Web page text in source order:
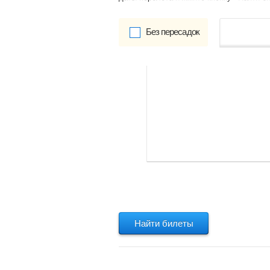
Без пересадок
Найти билеты